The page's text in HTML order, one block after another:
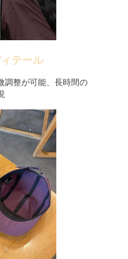
テール
調整が可能、長時間の